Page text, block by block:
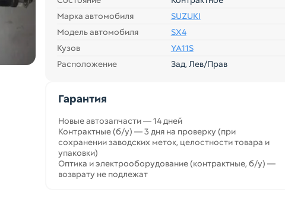
Марка автомобиля
SUZUKI
Модель автомобиля
SX4
Кузов
YA11S
Расположение
Зад, Лев/Прав
Гарантия
Новые автозапчасти — 14 дней
Контрактные (б/у) — 3 дня на проверку (при
сохранении заводских меток, целостности товара и
упаковки)
Оптика и электрооборудование (контрактные, б/у) —
возврату не подлежат